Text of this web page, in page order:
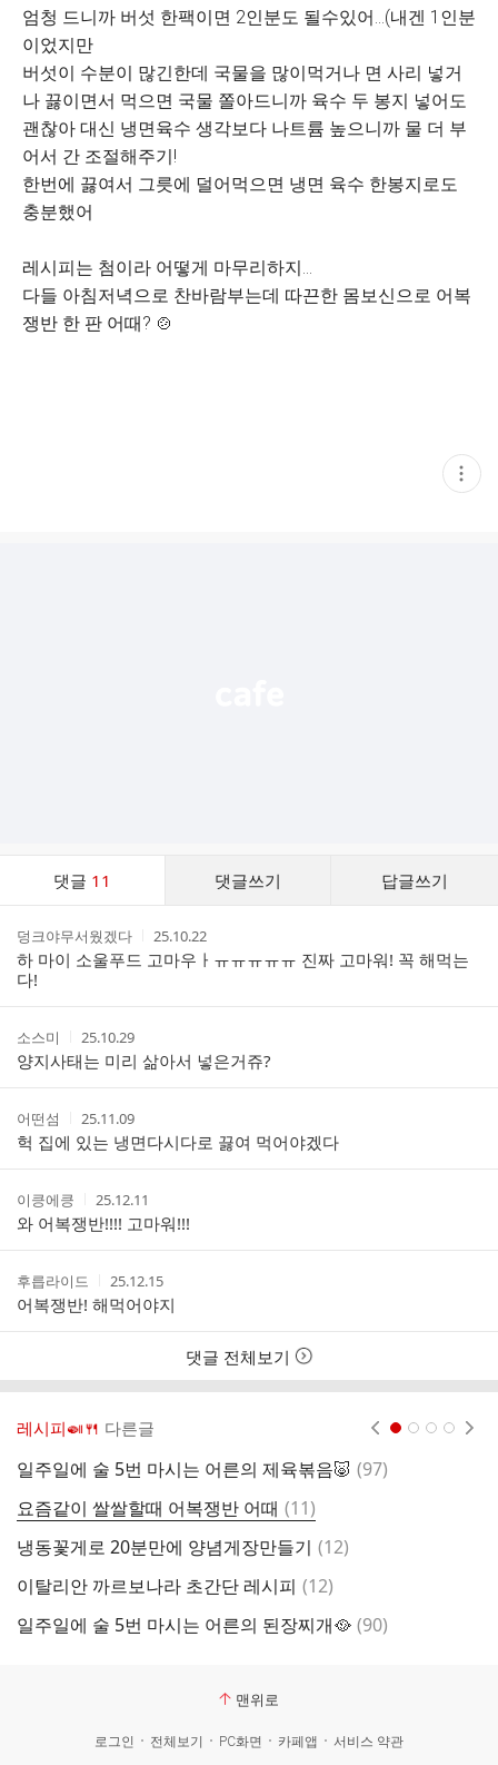
엄청 드니까 버섯 한팩이면 2인분도 될수있어...(내겐 1인분
이었지만
버섯이 수분이 많긴한데 국물을 많이먹거나 면 사리 넣거
나 끓이면서 먹으면 국물 쫄아드니까 육수 두 봉지 넣어도
괜찮아 대신 냉면육수 생각보다 나트륨 높으니까 물 더 부
어서 간 조절해주기!
한번에 끓여서 그릇에 덜어먹으면 냉면 육수 한봉지로도
충분했어
레시피는 첨이라 어떻게 마무리하지...
다들 아침저녁으로 찬바람부는데 따끈한 몸보신으로 어복
쟁반 한 판 어때? 🍲
현
재
댓글 11 댓글쓰기 답글쓰기
트
작
성
자
덩크야무서웠겠다
작
성
시
25.10.22
하 마이 소울푸드 고마우ㅏㅠㅠㅠㅠㅠ 진짜 고마워! 꼭 해먹는
다!
작
성
자
소스미
작
성
시
간
25.10.29
양지사태는 미리 삶아서 넣은거쥬?
작
성
자
어떤섬
작
성
시
간
25.11.09
헉 집에 있는 냉면다시다로 끓여 먹어야겠다
작
성
자
이킁에킁
작
성
시
간
25.12.11
와 어복쟁반!!!! 고마워!!!
작
성
자
후릅라이드
작
성
시
간
25.12.15
어복쟁반! 해먹어야지
댓글 전체보기
레시피🍛🍴 다른글
일주일에 술 5번 마시는 어른의 제육볶음🐷 댓
(97)
요즘같이 쌀쌀할때 어복쟁반 어때 댓
글
(11)
냉동꽃게로 20분만에 양념게장만들기 댓
(12)
이탈리안 까르보나라 초간단 레시피 댓
(12)
일주일에 술 5번 마시는 어른의 된장찌개🥘 댓
(90)
맨위로
로그인 전체보기 PC화면 카페앱
서비스 약관